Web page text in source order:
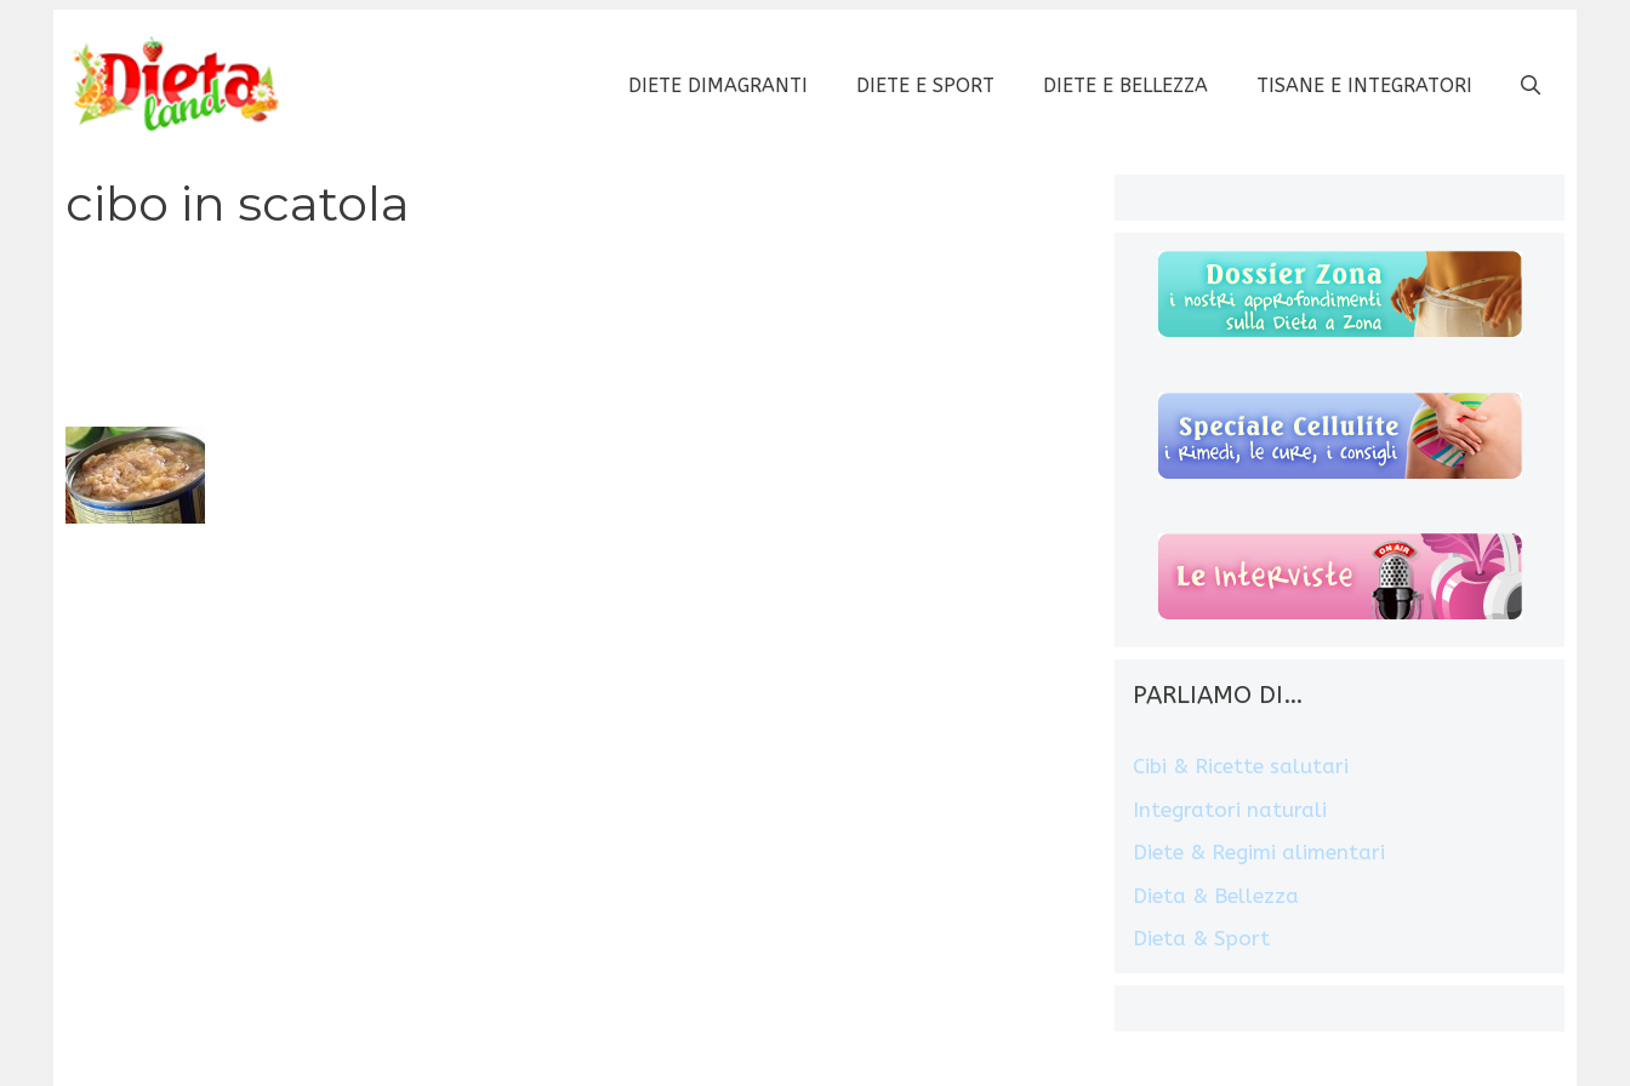
contenuto
DIETE DIMAGRANTI DIETE E SPORT DIETE E BELLEZZA TISANE E INTEGRATORI
cibo in scatola
PARLIAMO DI…
Cibi & Ricette salutari
Integratori naturali
Diete & Regimi alimentari
Dieta & Bellezza
Dieta & Sport